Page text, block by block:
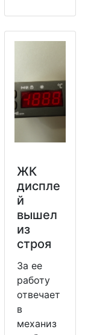
ЖК
диспле
й
вышел
из
строя
За ее
работу
отвечает
в
механиз